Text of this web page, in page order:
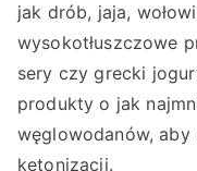
jak drób, jaja,
wysokotłuszczowe
sery czy grecki
produkty o jak
węglowodanów, aby
ketonizacji.